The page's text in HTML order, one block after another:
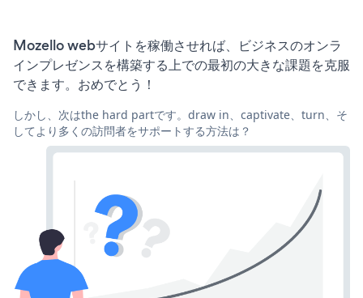
Mozello webサイトを稼働させれば、ビジネスのオンラ
インプレゼンスを構築する上での最初の大きな課題を克服
できます。おめでとう！
しかし、次はthe hard partです。draw in、captivate、turn、そ
してより多くの訪問者をサポートする方法は？